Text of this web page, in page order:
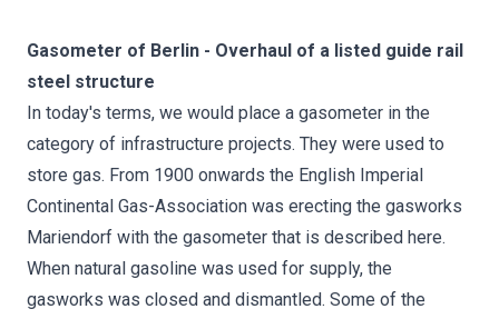
Gasometer of Berlin - Overhaul of a listed guide rail
steel structure
In today's terms, we would place a gasometer in the
category of infrastructure projects. They were used to
store gas. From 1900 onwards the English Imperial
Continental Gas-Association was erecting the gasworks
Mariendorf with the gasometer that is described here.
When natural gasoline was used for supply, the
gasworks was closed and dismantled. Some of the